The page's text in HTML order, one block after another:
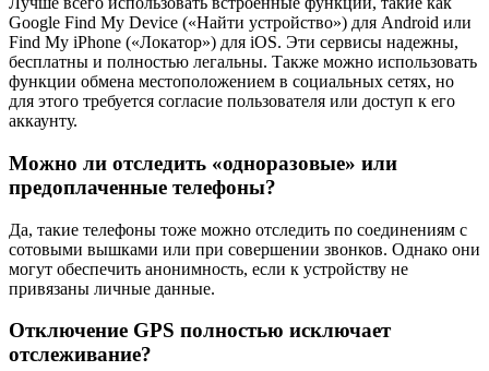
Google Find My Device («Найти устройство») для Android или
Find My iPhone («Локатор») для iOS. Эти сервисы надежны,
бесплатны и полностью легальны. Также можно использовать
функции обмена местоположением в социальных сетях, но
для этого требуется согласие пользователя или доступ к его
аккаунту.
Можно ли отследить «одноразовые» или
предоплаченные телефоны?
Да, такие телефоны тоже можно отследить по соединениям с
сотовыми вышками или при совершении звонков. Однако они
могут обеспечить анонимность, если к устройству не
привязаны личные данные.
Отключение GPS полностью исключает
отслеживание?